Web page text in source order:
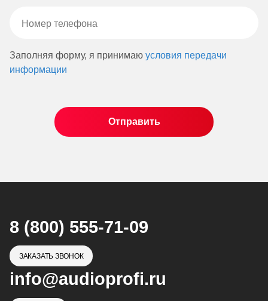
Заполняя форму, я принимаю условия передачи
информации
8 (800) 555-71-09
ЗАКАЗАТЬ ЗВОНОК
info@audioprofi.ru